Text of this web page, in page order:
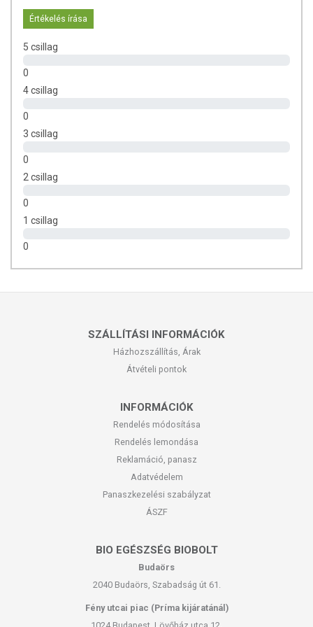
Vegyük ki a levéből, öblítsük át és tehetjük a forró levesbe, vagy
öntsük rá a szószokat, ha tésztás ételt szeretnénk készíteni. Nem kell
zsiradék nélkül, magas hőfokon sütjük kb. 1 percig (sercegő hangot
ad). Így az állaga keményebb lesz a tésztának és a keserűségét is
Ha szívesen kipróbálnád a shirataki tésztát, de tanácstalan vagy,
hogyan kezdj hozzá, jó helyen jársz! Az alábbiakban bemutatjuk egy
fortélyait!
20 dkg nagyobb fejű gomba, széles szeletekre vágva
1 jackfruit konzerv lecsepegtetve
2 evőkanál szójaszósz / 1 evőkanál miso paszta
1 kávéskanál folyékony füst
1 púpozott kávéskanál kukoricakeményítő / más keményítő
Értékelés írása
5 csillag
0
4 csillag
0
3 csillag
0
2 csillag
0
1 csillag
0
SZÁLLÍTÁSI INFORMÁCIÓK
Házhozszállítás, Árak
Átvételi pontok
INFORMÁCIÓK
Rendelés módosítása
Rendelés lemondása
Reklamáció, panasz
Adatvédelem
Panaszkezelési szabályzat
ÁSZF
BIO EGÉSZSÉG BIOBOLT
Budaörs
2040 Budaörs, Szabadság út 61.
Fény utcai piac (Príma kijáratánál)